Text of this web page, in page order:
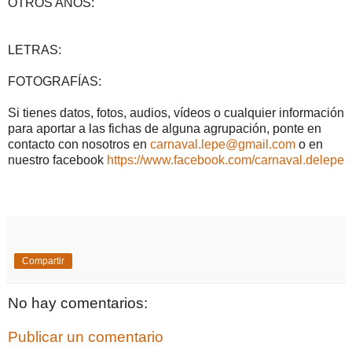
LETRAS:
FOTOGRAFÍAS:
Si tienes datos, fotos, audios, vídeos o cualquier información
para aportar a las fichas de alguna agrupación, ponte en
contacto con nosotros en carnaval.lepe@gmail.com o en
nuestro facebook https://www.facebook.com/carnaval.delepe
Compartir
No hay comentarios:
Publicar un comentario